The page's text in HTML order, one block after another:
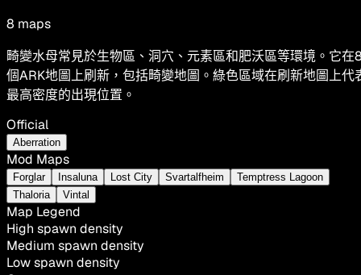
8 maps
畸變水母常見於生物區、洞穴、元素區和肥沃區等環境。它在
個ARK地圖上刷新，包括畸變地圖。綠色區域在刷新地圖上代
最高密度的出現位置。
Official
Aberration
Mod Maps
Forglar Insaluna Lost City Svartalfheim
Temptress Lagoon
Thaloria
Vintal
Map Legend
High spawn density
Medium spawn density
Low spawn density